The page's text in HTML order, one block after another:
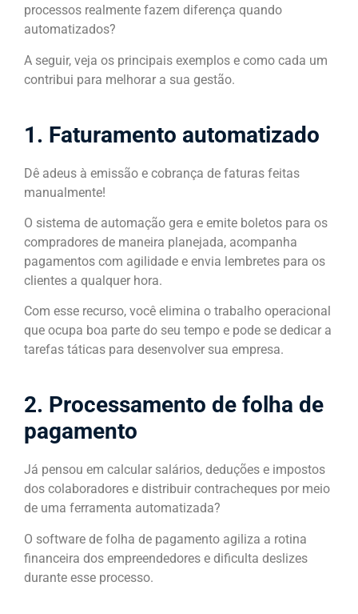
processos realmente fazem diferença quando
automatizados?
A seguir, veja os principais exemplos e como cada um
contribui para melhorar a sua gestão.
1. Faturamento automatizado
Dê adeus à emissão e cobrança de faturas feitas
manualmente!
O sistema de automação gera e emite boletos para os
compradores de maneira planejada, acompanha
pagamentos com agilidade e envia lembretes para os
clientes a qualquer hora.
Com esse recurso, você elimina o trabalho operacional
que ocupa boa parte do seu tempo e pode se dedicar a
tarefas táticas para desenvolver sua empresa.
2. Processamento de folha de
pagamento
Já pensou em calcular salários, deduções e impostos
dos colaboradores e distribuir contracheques por meio
de uma ferramenta automatizada?
O software de folha de pagamento agiliza a rotina
financeira dos empreendedores e dificulta deslizes
durante esse processo.